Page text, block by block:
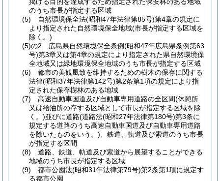
のうち市長が指定する区域
(5)
自然環境保全法(昭和47年法律第85号)第4章の規定に
より指定された自然環境保全地域(市長が指定する区域を
除く。)
(5)の2
広島県自然環境保全条例(昭和47年広島県条例第63
号)第3章又は第4章の規定により指定された県自然環境保
全地域又は緑地環境保全地域のうち市長が指定する区域
(6)
都市の美観風致を維持するための樹木の保存に関する
法律(昭和37年法律第142号)第2条第1項の規定により指
定された保存樹林のある地域
(7)
高速自動車国道及び自動車専用道路の全区間(休憩所
又は給油所の存する区域として市長が指定する区域を除
く。)並びに道路(道路法(昭和27年法律第180号)第3条に
規定する道路のうち高速自動車国道及び自動車専用道路
を除いたものをいう。) 、鉄道、軌道及び索道のうち市長
が指定する区間
(8)
道路、鉄道、軌道及び索道から展望することができる
地域のうち市長が指定する区域
(9)
都市公園法(昭和31年法律第79号)第2条第1項に規定す
る都市公園